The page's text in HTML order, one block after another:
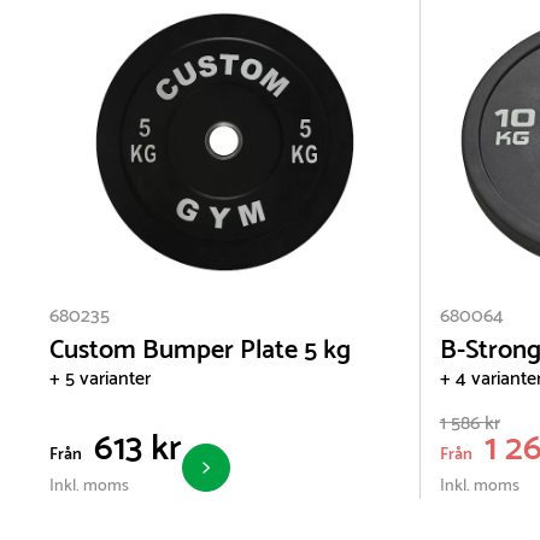
680235
Custom Bumper Plate 5 kg
+ 5 varianter
Från 613 kr
Inkl. moms
680064
B-
+ 4
1 586 kr
Från1
Inkl. moms